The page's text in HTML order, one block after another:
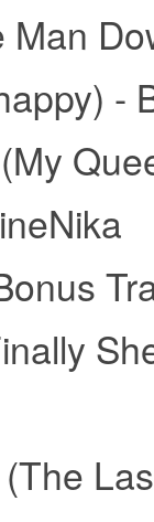
Man
-